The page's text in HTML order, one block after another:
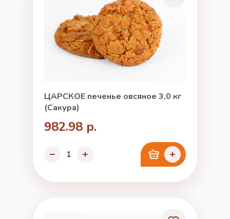
ЦАРСКОЕ печенье овсяное 3,0 кг
(Сакура)
982.98 р.